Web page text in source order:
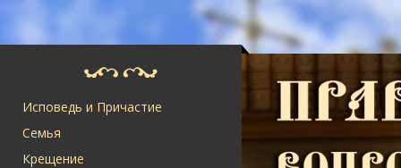
Исповедь и Причастие
Семья
Крещение